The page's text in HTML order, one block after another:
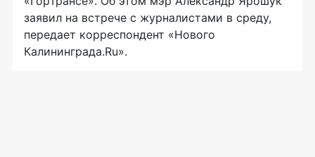
заявил на встрече с журналистами в среду,
передает корреспондент «Нового
Калининграда.Ru».